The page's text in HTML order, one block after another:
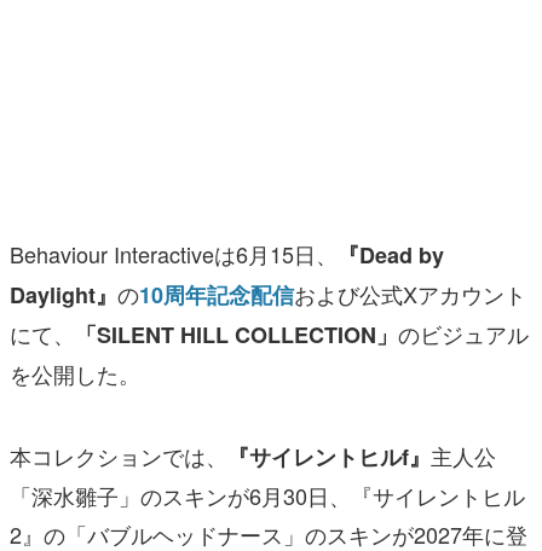
その他
電ファミニコゲーマーとは？
運営：株式会社マレ
Behaviour Interactiveは6月15日、
『Dead by
Daylight』 の10周年記念配信および公式Xアカウント
にて、
「SILENT HILL COLLECTION」 のビジュアル
を公開した。
本コレクションでは、 『サイレントヒルf』 主人公
「深水雛子」のスキンが6月30日、『サイレントヒル
2』の「バブルヘッドナース」のスキンが2027年に登